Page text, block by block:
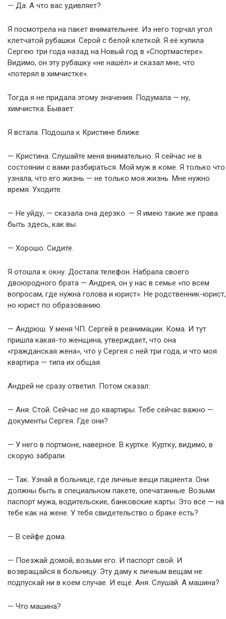
— Да. А что вас удивляет?
Я посмотрела на пакет внимательнее. Из него торчал угол
клетчатой рубашки. Серой с белой клеткой. Я её купила
Сергею три года назад на Новый год в «Спортмастере».
Видимо, он эту рубашку «не нашёл» и сказал мне, что
«потерял в химчистке».
Тогда я не придала этому значения. Подумала — ну,
химчистка. Бывает.
Я встала. Подошла к Кристине ближе.
— Кристина. Слушайте меня внимательно. Я сейчас не в
состоянии с вами разбираться. Мой муж в коме. Я только что
узнала, что его жизнь — не только моя жизнь. Мне нужно
время. Уходите.
— Не уйду, — сказала она дерзко. — Я имею такие же права
быть здесь, как вы.
— Хорошо. Сидите.
Я отошла к окну. Достала телефон. Набрала своего
двоюродного брата — Андрея, он у нас в семье «по всем
вопросам, где нужна голова и юрист». Не родственник-юрист,
но юрист по образованию.
— Андрюш. У меня ЧП. Сергей в реанимации. Кома. И тут
пришла какая-то женщина, утверждает, что она
«гражданская жена», что у Сергея с ней три года, и что моя
квартира — типа их общая.
Андрей не сразу ответил. Потом сказал:
— Аня. Стой. Сейчас не до квартиры. Тебе сейчас важно —
документы Сергея. Где они?
— У него в портмоне, наверное. В куртке. Куртку, видимо, в
скорую забрали.
— Так. Узнай в больнице, где личные вещи пациента. Они
должны быть в специальном пакете, опечатанные. Возьми
паспорт мужа, водительские, банковские карты. Это всё — на
тебе как на жене. У тебя свидетельство о браке есть?
— В сейфе дома.
— Поезжай домой, возьми его. И паспорт свой. И
возвращайся в больницу. Эту даму к личным вещам не
подпускай ни в коем случае. И ещё. Аня. Слушай. А машина?
— Что машина?